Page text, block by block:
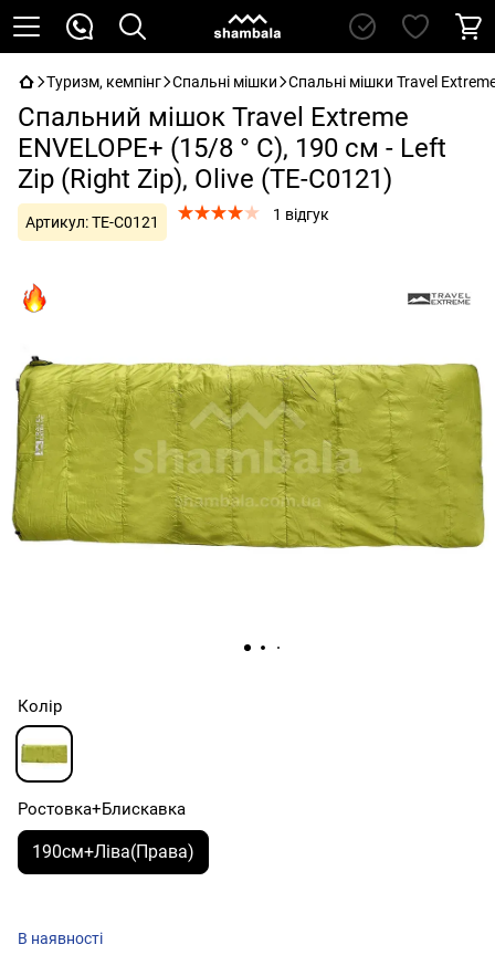
Туризм, кемпінг Спальні мішки Спальні мішки Travel
Спальний мішок Travel Extreme
ENVELOPE+ (15/8 ° С), 190 см - Left
Zip (Right Zip), Olive (ТE-С0121)
Артикул:ТE-С0121 1 відгук
Колір
Ростовка+Блискавка
190см+Ліва(Права)
В наявності